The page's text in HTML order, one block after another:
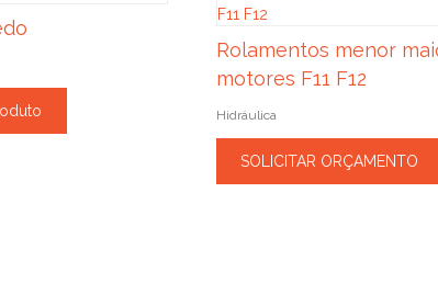
Rolamentos menor
motores F11 F12
Hidráulica
SOLICITAR ORÇAMENTO